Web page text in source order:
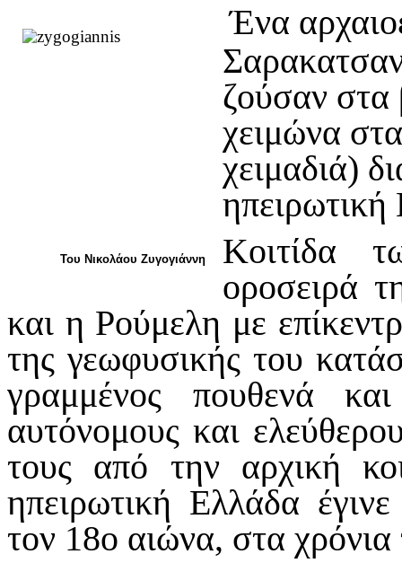
Του Νικολάου Ζυγογιάννη
Ένα
ζούσαν στα
χειμώνα
χειμαδιά)
Κοιτίδα
οροσειρά
και η Ρούμελη με
της γεωφυσικής του
γραμμένος πουθενά
αυτόνομους και
τους από την αρχική
ηπειρωτική Ελλάδα
τον 18ο αιώνα, στα